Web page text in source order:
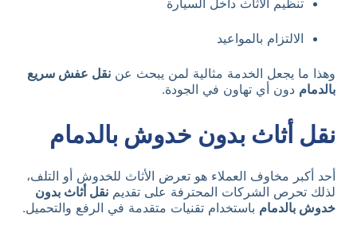
تنظيم الأثاث داخل السيارة
الالتزام بالمواعيد
وهذا ما يجعل الخدمة مثالية لمن يبحث عن نقل عفش سريع
بالدمام دون أي تهاون في الجودة.
نقل أثاث بدون خدوش بالدمام
أحد أكبر مخاوف العملاء هو تعرض الأثاث للخدوش أو التلف،
لذلك تحرص الشركات المحترفة على تقديم نقل أثاث بدون
خدوش بالدمام باستخدام تقنيات متقدمة في الرفع والتحميل.